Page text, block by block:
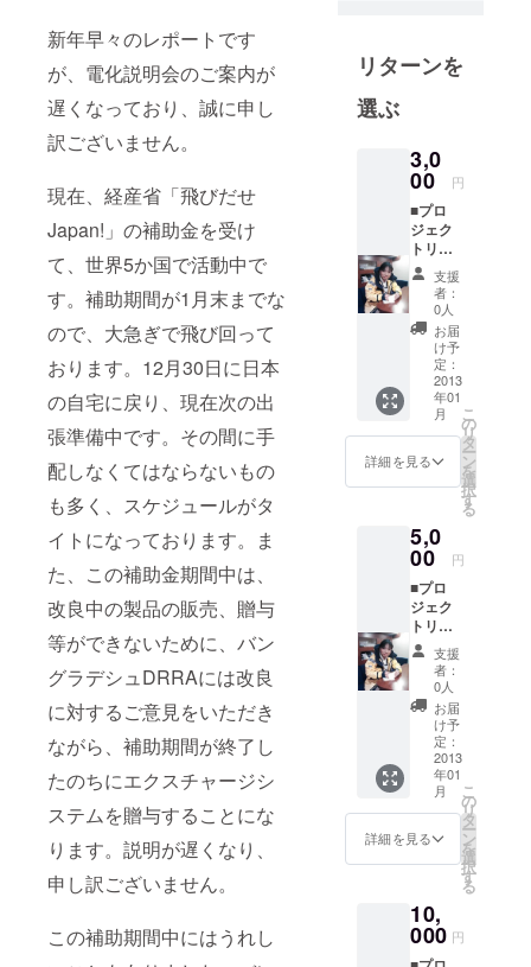
新年早々のレポートです
が、電化説明会のご案内が
遅くなっており、誠に申し
訳ございません。
現在、経産省「飛びだせ
Japan!」の補助金を受け
て、世界5か国で活動中で
す。補助期間が1月末までな
ので、大急ぎで飛び回って
おります。12月30日に日本
の自宅に戻り、現在次の出
張準備中です。その間に手
配しなくてはならないもの
も多く、スケジュールがタ
イトになっております。ま
た、この補助金期間中は、
改良中の製品の販売、贈与
等ができないために、バン
グラデシュDRRAには改良
に対するご意見をいただき
ながら、補助期間が終了し
たのちにエクスチャージシ
ステムを贈与することにな
ります。説明が遅くなり、
申し訳ございません。
この補助期間中にはうれし
リターンを
選ぶ
3,0
00 円
■プロ
ジェク
トリー
ダから
のお礼
メール
支援
者：
0人
お届
け予
定：
2013
年01
月
詳細を見る
こ
の
リ
タ
ー
ン
を
選
択
す
る
5,0
00 円
■プロ
ジェク
トリー
ダから
のお礼
メール
■シュン
ドルボ
ンの電
化状況
報告会
参加の
権利 ※
日程決
まり次
第こち
付と時
間を追
記致し
支援
者：
0人
お届
け予
定：
2013
年01
月
詳細を見る
こ
の
リ
タ
ー
ン
を
選
択
す
る
10,
000 円